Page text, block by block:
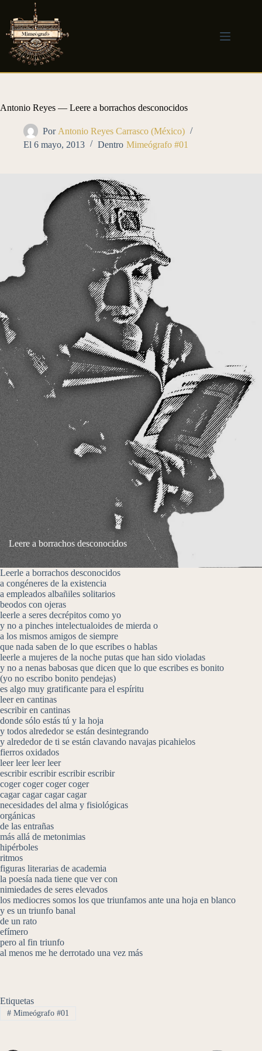
contenido
Antonio Reyes​​ — Leere a borrachos desconocidos
Por Antonio Reyes​​ Carrasco (México)
El 6 mayo, 2013 Dentro Mimeógrafo #01
Leere a borrachos desconocidos
Leerle a borrachos desconocidos
a congéneres de la existencia
a empleados albañiles solitarios
beodos con ojeras
leerle a seres decrépitos como yo
y no a pinches intelectualoides de mierda o
a los mismos amigos de siempre
que nada saben de lo que escribes o hablas
leerle a mujeres de la noche putas que han sido violadas
y no a nenas babosas que dicen que lo que escribes es bonito
(yo no escribo bonito pendejas)
es algo muy gratificante para el espíritu
leer en cantinas
escribir en cantinas
donde sólo estás tú y la hoja
y todos alrededor se están desintegrando
y alrededor de ti se están clavando navajas picahielos
fierros oxidados
leer leer leer leer
escribir escribir escribir escribir
coger coger coger coger
cagar cagar cagar cagar
necesidades del alma y fisiológicas
orgánicas
de las entrañas
más allá de metonimias
hipérboles
ritmos
figuras literarias de academia
la poesía nada tiene que ver con
nimiedades de seres elevados
los mediocres somos los que triunfamos ante una hoja en blanco
y es un triunfo banal
de un rato
efímero
pero al fin triunfo
al menos me he derrotado una vez más
Etiquetas
#Mimeógrafo #01